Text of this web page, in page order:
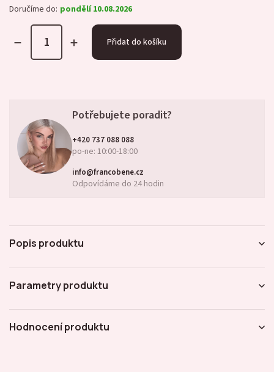
Doručíme do: pondělí 10.08.2026
Přidat do košíku
Potřebujete poradit?
+420 737 088 088
po-ne: 10:00-18:00
info@francobene.cz
Odpovídáme do 24 hodin
Popis produktu
Parametry produktu
Hodnocení produktu